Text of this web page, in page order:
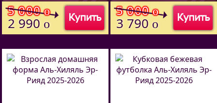
(Код:5913709
Купить
5 000o
2 990 o
(Код:634870127 )
Купить
5 000o
3 790 o